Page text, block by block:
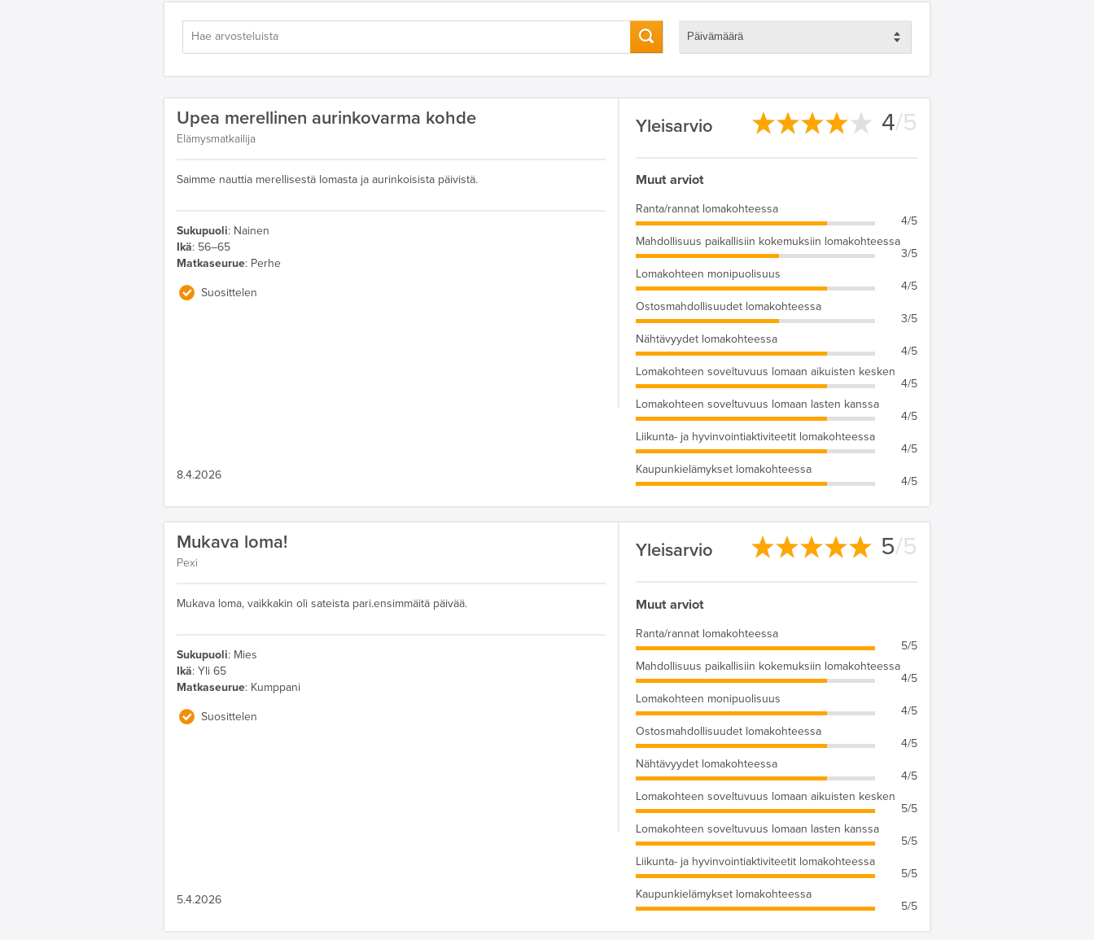
Päivämäärä
Upea merellinen aurinkovarma kohde
Elämysmatkailija
Saimme nauttia merellisestä lomasta ja aurinkoisista päivistä.
Sukupuoli: Nainen
Ikä: 56–65
Matkaseurue: Perhe
Suosittelen
Yleisarvio 4/5
Muut arviot
Ranta/rannat lomakohteessa
4/5
Mahdollisuus paikallisiin kokemuksiin lomakohteessa
3/5
Lomakohteen monipuolisuus
4/5
Ostosmahdollisuudet lomakohteessa
3/5
Nähtävyydet lomakohteessa
4/5
Lomakohteen soveltuvuus lomaan aikuisten kesken
4/5
Lomakohteen soveltuvuus lomaan lasten kanssa
4/5
Liikunta- ja hyvinvointiaktiviteetit lomakohteessa
4/5
Kaupunkielämykset lomakohteessa
4/5
8.4.2026
Mukava loma!
Pexi
Mukava loma, vaikkakin oli sateista pari.ensimmäitä päivää.
Sukupuoli: Mies
Ikä: Yli 65
Matkaseurue: Kumppani
Suosittelen
Yleisarvio 5/5
Muut arviot
Ranta/rannat lomakohteessa
5/5
Mahdollisuus paikallisiin kokemuksiin lomakohteessa
4/5
Lomakohteen monipuolisuus
4/5
Ostosmahdollisuudet lomakohteessa
4/5
Nähtävyydet lomakohteessa
4/5
Lomakohteen soveltuvuus lomaan aikuisten kesken
5/5
Lomakohteen soveltuvuus lomaan lasten kanssa
5/5
Liikunta- ja hyvinvointiaktiviteetit lomakohteessa
5/5
Kaupunkielämykset lomakohteessa
5/5
5.4.2026